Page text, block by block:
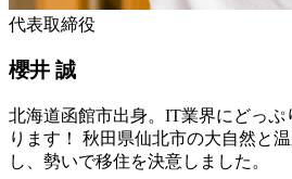
代表取締役
櫻井 誠
北海道函館市出身。IT業界にどっぷ
ります！ 秋田県仙北市の大自然と
し、勢いで移住を決意しました。